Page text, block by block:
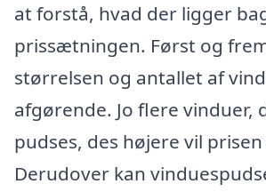
at forstå, hvad der ligger
prissætningen. Først og
størrelsen og antallet af
afgørende. Jo flere vinduer,
pudses, des højere vil
Derudover kan